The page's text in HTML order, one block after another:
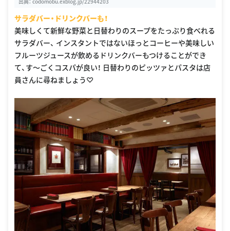
サラダバー・ドリンクバーも！
美味しくて新鮮な野菜と日替わりのスープをたっぷり食べれる
サラダバー、 インスタントではないほっとコーヒーや美味しい
フルーツジュースが飲めるドリンクバーもつけることができ
て、す〜ごくコスパが良い！ 日替わりのピッツァとパスタは店
員さんに尋ねましょう♡